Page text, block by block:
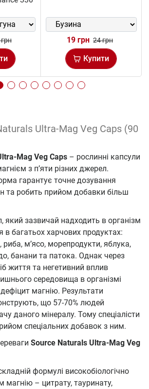
19 грн 24 грн
Купити
Ultra-Mag Veg Caps (90
Mag Veg Caps – рослинні капсули
з п’яти різних джерел.
гарантує точне дозування
та робить прийом добавки більш
який зазвичай надходить в організм
в багатьох харчових продуктах:
м’ясо, морепродукти, яблука,
банани та патока. Однак через
життя та негетивний вплив
середовища в організмі
магнію. Результати
що 57-70% людей
даного мінералу. Тому спеціалісти
спеціальних добавок з ним.
Source Naturals Ultra-Mag Veg
формулі високобіологічно
магнію – цитрату, тауринату,